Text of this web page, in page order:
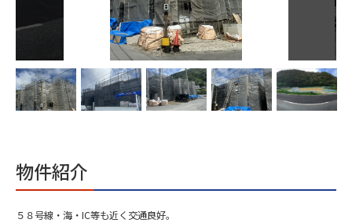
物件紹介
５８号線・海・IC等も近く交通良好。